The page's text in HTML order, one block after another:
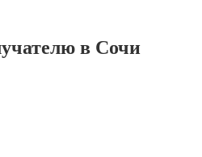
в Сочи